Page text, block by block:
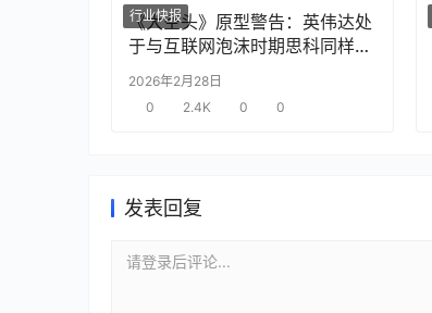
行业快报
《大空头》原型警告：英伟达处
于与互联网泡沫时期思科同样的
“危险境地”
2026年2月28日
0
2.4K 0 0
发表回复
请登录后评论...